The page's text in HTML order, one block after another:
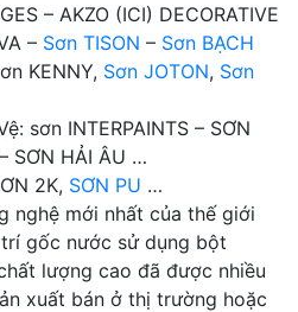
– AKZO (ICI) DECORATIVE
– Sơn TISON – Sơn BẠCH
KENNY, Sơn JOTON, Sơn
sơn INTERPAINTS – SƠN
SƠN HẢI ÂU …
2K, SƠN PU …
nghệ mới nhất của thế giới
gốc nước sử dụng bột
lượng cao đã được nhiều
xuất bán ở thị trường hoặc